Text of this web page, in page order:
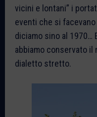
vicini e lontani” i
eventi che si
diciamo sino al 1970…
abbiamo conservato
dialetto stretto.